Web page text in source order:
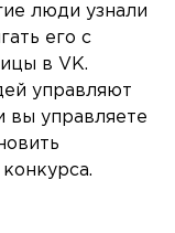
люди узнали
его с
в VK.
управляют
вы управляете